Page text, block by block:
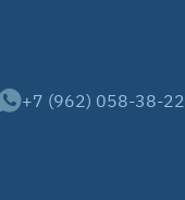
+7 (962) 058-38-22